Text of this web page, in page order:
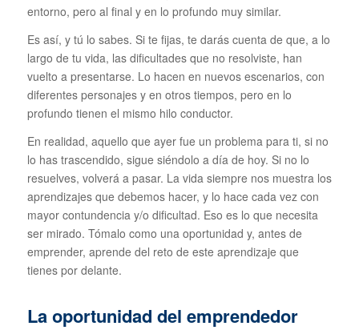
entorno, pero al final y en lo profundo muy similar.
Es así, y tú lo sabes. Si te fijas, te darás cuenta de que, a lo
largo de tu vida, las dificultades que no resolviste, han
vuelto a presentarse. Lo hacen en nuevos escenarios, con
diferentes personajes y en otros tiempos, pero en lo
profundo tienen el mismo hilo conductor.
En realidad, aquello que ayer fue un problema para ti, si no
lo has trascendido, sigue siéndolo a día de hoy. Si no lo
resuelves, volverá a pasar. La vida siempre nos muestra los
aprendizajes que debemos hacer, y lo hace cada vez con
mayor contundencia y/o dificultad. Eso es lo que necesita
ser mirado. Tómalo como una oportunidad y, antes de
emprender, aprende del reto de este aprendizaje que
tienes por delante.
La oportunidad del emprendedor